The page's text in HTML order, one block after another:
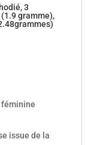
3
gramme),
féminine
issue de la